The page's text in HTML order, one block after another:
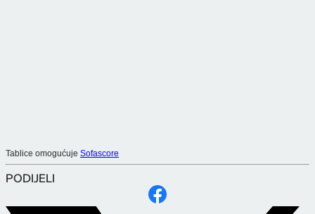
Tablice omogućuje Sofascore
PODIJELI